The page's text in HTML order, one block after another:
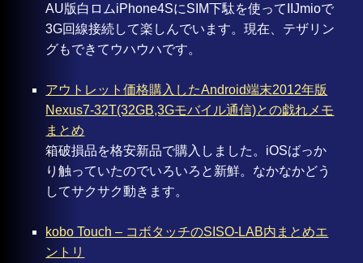
AU版白ロムiPhone4SにSIM下駄を使ってIIJmioで
3G回線接続して楽しんでいます。現在、テザリン
グもできてウハウハです。
アウトレット価格購入したAndroid端末2012年版
Nexus7-32T(32GB,3Gモバイル通信)との戯れメモ
まとめ
箱破損品を格安新品で購入しました。iOSばっか
り触っていたのでいろいろと新鮮。なかなかどう
してサクサク動きます。
kobo Touch – コボタッチのSISO-LAB内まとめエ
ントリ